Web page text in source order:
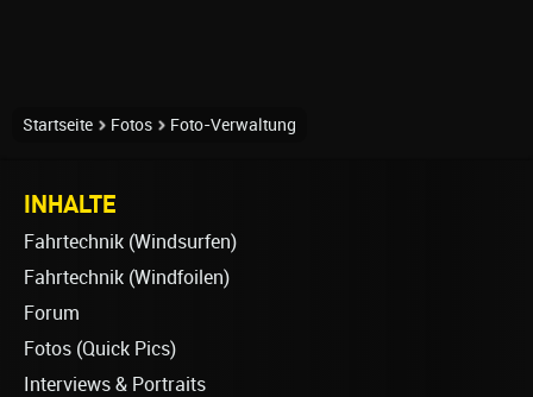
Startseite Fotos Foto-Verwaltung
INHALTE
Fahrtechnik (Windsurfen)
Fahrtechnik (Windfoilen)
Forum
Fotos (Quick Pics)
Interviews & Portraits